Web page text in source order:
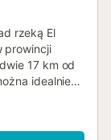
rzeką El
prowincji
17 km od
idealnie
wiejską w
przestronne